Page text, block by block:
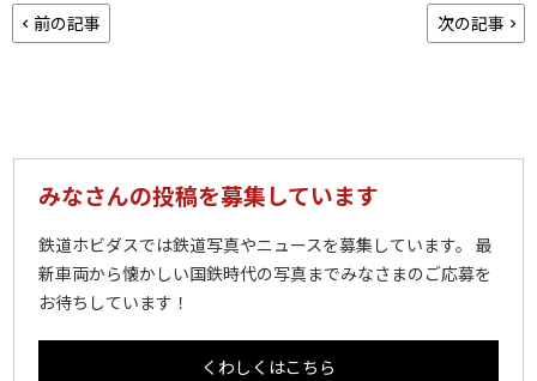
前の記事 次の記事
みなさんの投稿を募集しています
鉄道ホビダスでは鉄道写真やニュースを募集しています。 最
新車両から懐かしい国鉄時代の写真までみなさまのご応募を
お待ちしています！
くわしくはこちら